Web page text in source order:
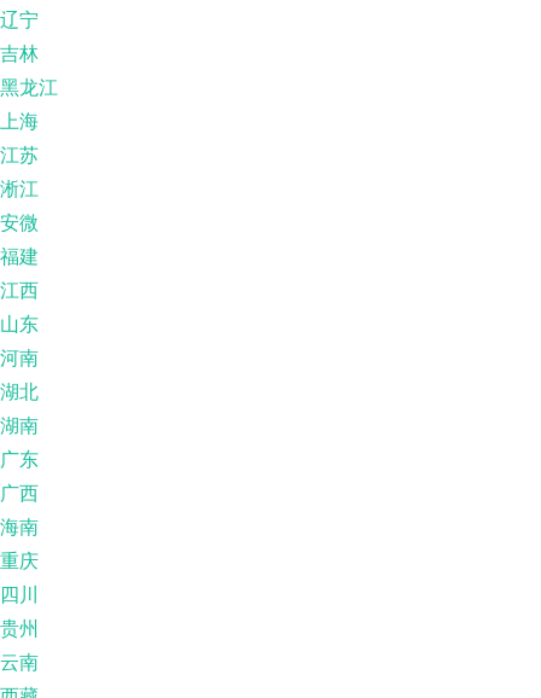
辽宁
吉林
黑龙江
上海
江苏
淅江
安微
福建
江西
山东
河南
湖北
湖南
广东
广西
海南
重庆
四川
贵州
云南